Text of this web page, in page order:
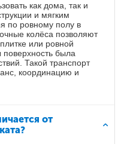
как дома, так и
и мягким
по ровному полу в
колёса позволяют
или ровной
поверхность была
Такой транспорт
координацию и
от